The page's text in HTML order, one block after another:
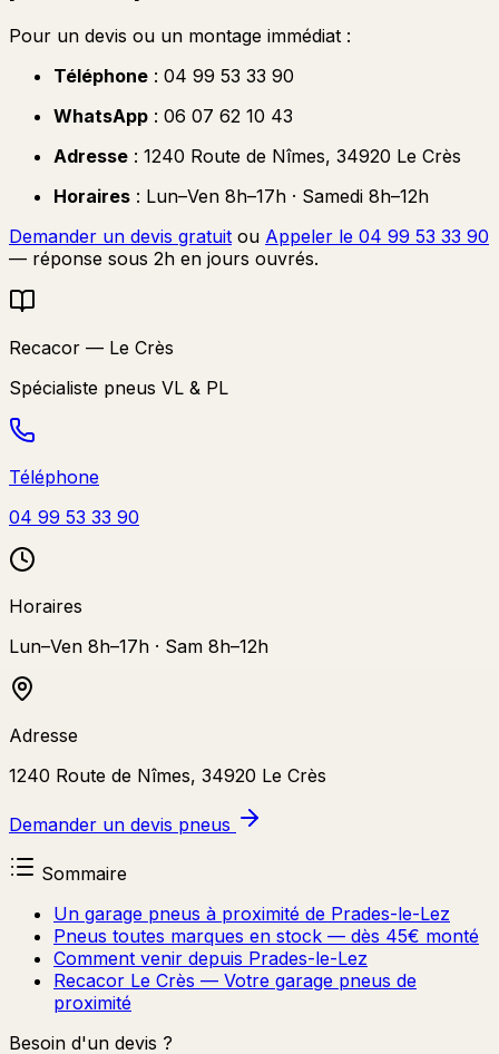
Pour un devis ou un montage immédiat :
Téléphone : 04 99 53 33 90
WhatsApp : 06 07 62 10 43
Adresse : 1240 Route de Nîmes, 34920 Le Crès
Horaires : Lun–Ven 8h–17h · Samedi 8h–12h
Demander un devis gratuit ou Appeler le 04 99 53 33 90
— réponse sous 2h en jours ouvrés.
Recacor — Le Crès
Spécialiste pneus VL & PL
Téléphone
04 99 53 33 90
Horaires
Lun–Ven 8h–17h · Sam 8h–12h
Adresse
1240 Route de Nîmes, 34920 Le Crès
Demander un devis pneus
Sommaire
Un garage pneus à proximité de Prades-le-Lez
Pneus toutes marques en stock — dès 45€ monté
Comment venir depuis Prades-le-Lez
Recacor Le Crès — Votre garage pneus de
proximité
Besoin d'un devis ?